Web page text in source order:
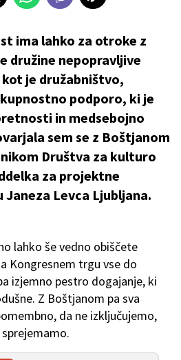
ima lahko za otroke z
družine nepopravljive
je družabništvo,
podporo, ki je
in medsebojno
sem se z Boštjanom
Društva za kulturo
za projektne
Levca Ljubljana.
lahko še vedno obiščete
Kongresnem trgu vse do
izjemno pestro dogajanje, ki
Z Boštjanom pa sva
da ne izključujemo,